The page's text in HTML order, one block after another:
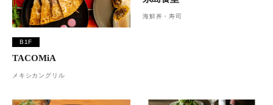
B1F
TACOMiA
メキシカングリル
海鮮丼・寿司